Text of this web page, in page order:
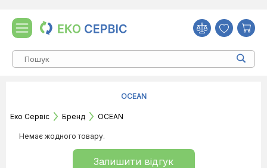
OCEAN
Еко Сервіс Бренд OCEAN
Немає жодного товару.
Залишити відгук